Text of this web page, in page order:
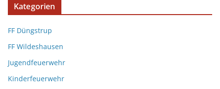
Kategorien
FF Düngstrup
FF Wildeshausen
Jugendfeuerwehr
Kinderfeuerwehr